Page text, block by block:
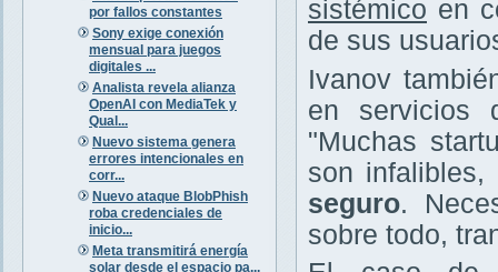
por fallos constantes
Sony exige conexión
mensual para juegos
digitales ...
Analista revela alianza
OpenAI con MediaTek y
Qual...
Nuevo sistema genera
errores intencionales en
corr...
Nuevo ataque BlobPhish
roba credenciales de
inicio...
Meta transmitirá energía
solar desde el espacio pa...
sistémico en
de sus
Ivanov
en servicios
"Muchas
son
seguro.
sobre todo,